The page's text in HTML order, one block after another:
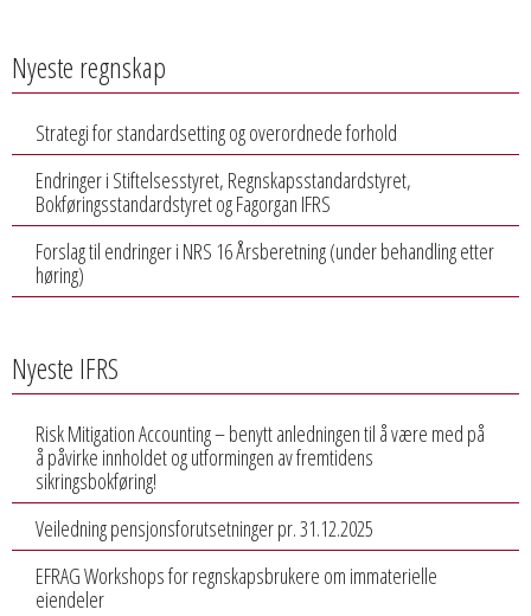
Nyeste regnskap
Strategi for standardsetting og overordnede forhold
Endringer i Stiftelsesstyret, Regnskapsstandardstyret,
Bokføringsstandardstyret og Fagorgan IFRS
Forslag til endringer i NRS 16 Årsberetning (under behandling etter
høring)
Nyeste IFRS
Risk Mitigation Accounting – benytt anledningen til å være med på
å påvirke innholdet og utformingen av fremtidens
sikringsbokføring!
Veiledning pensjonsforutsetninger pr. 31.12.2025
EFRAG Workshops for regnskapsbrukere om immaterielle
eiendeler